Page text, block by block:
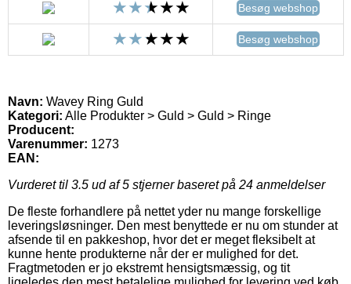
Besøg webshop
Besøg webshop
Navn: Wavey Ring Guld
Kategori: Alle Produkter > Guld > Guld > Ringe
Producent:
Varenummer: 1273
EAN:
Vurderet til 3.5 ud af 5 stjerner baseret på 24 anmeldelser
De fleste forhandlere på nettet yder nu mange forskellige
leveringsløsninger. Den mest benyttede er nu om stunder at
afsende til en pakkeshop, hvor det er meget fleksibelt at
kunne hente produkterne når der er mulighed for det.
Fragtmetoden er jo ekstremt hensigtsmæssig, og tit